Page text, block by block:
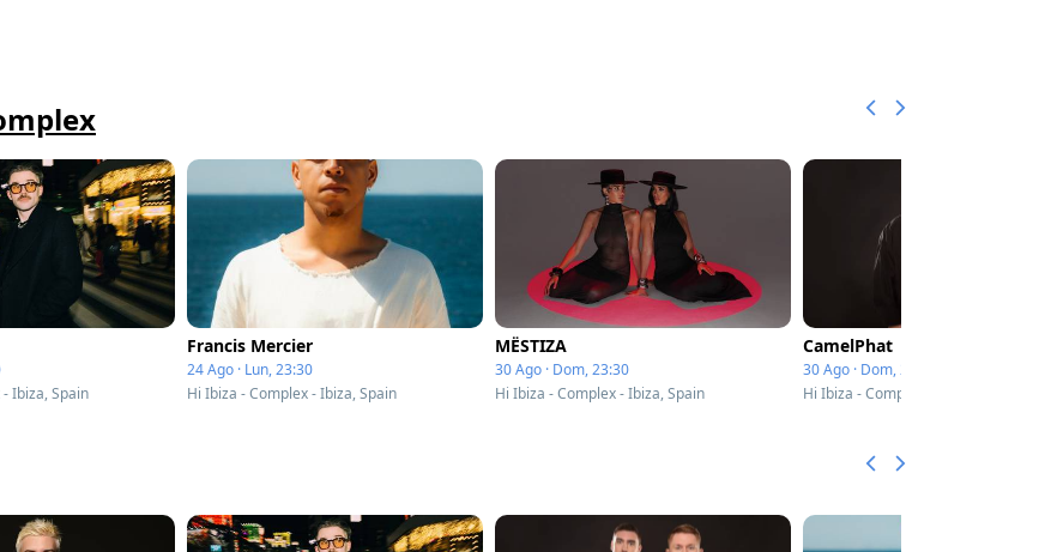
Ibiza, Spain
Francis Mercier
24 Ago · Lun, 23:30
Hi Ibiza - Complex - Ibiza, Spain
MËSTIZA
30 Ago · Dom, 23:30
Hi Ibiza - Complex - Ibiza, Spain
CamelPhat
30 Ago · Dom, 23:30
Hi Ibiza - Complex - Ibiza, Spain